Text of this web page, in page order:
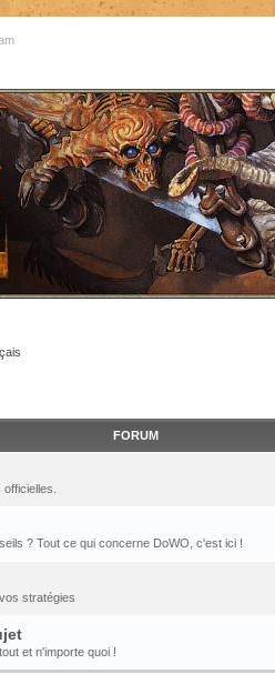
FORUM
? Tout ce qui concerne DoWO, c'est ici !
stratégies
et n'importe quoi !